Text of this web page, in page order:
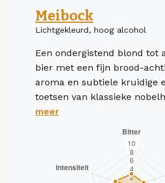
Meibock
Lichtgekleurd, hoog alcohol
Een ondergistend blond tot
bier met een fijn brood-
aroma en subtiele kruidige
toetsen van klassieke
meer